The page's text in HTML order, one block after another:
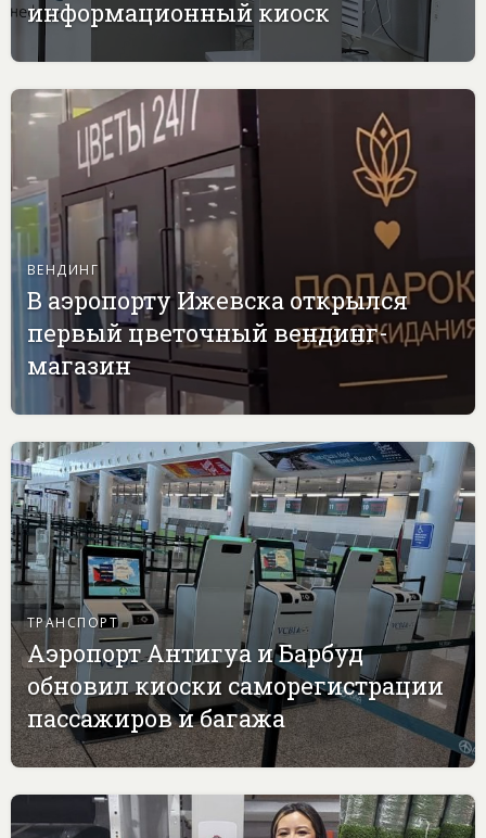
информационный киоск
ВЕНДИНГ
В аэропорту Ижевска открылся
первый цветочный вендинг-
магазин
ТРАНСПОРТ
Аэропорт Антигуа и Барбуд
обновил киоски саморегистрации
пассажиров и багажа